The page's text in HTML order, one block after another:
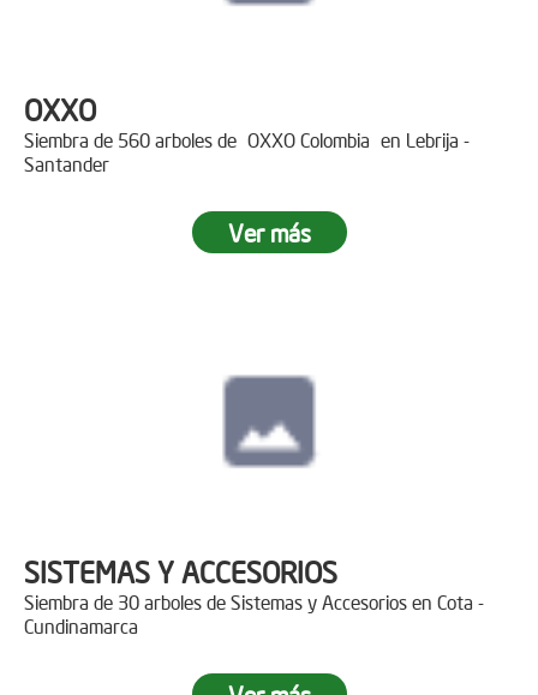
OXXO
Siembra de 560 arboles de OXXO Colombia en Lebrija -
Santander
Ver más
SISTEMAS Y ACCESORIOS
Siembra de 30 arboles de Sistemas y Accesorios en Cota -
Cundinamarca